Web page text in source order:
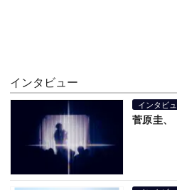
インタビュー
インタビ
菅原圭、